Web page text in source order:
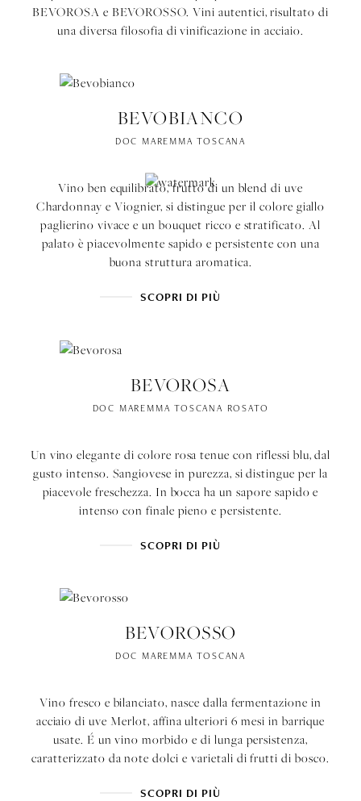
BEVOROSA e BEVOROSSO. Vini autentici, risultato di
una diversa filosofia di vinificazione in acciaio.
BEVOBIANCO
DOC MAREMMA TOSCANA
Vino ben equilibrato, frutto di un blend di uve
Chardonnay e Viognier, si distingue per il colore giallo
paglierino vivace e un bouquet ricco e stratificato. Al
palato è piacevolmente sapido e persistente con una
buona struttura aromatica.
SCOPRI DI PIÙ
BEVOROSA
DOC MAREMMA TOSCANA ROSATO
Un vino elegante di colore rosa tenue con riflessi blu, dal
gusto intenso. Sangiovese in purezza, si distingue per la
piacevole freschezza. In bocca ha un sapore sapido e
intenso con finale pieno e persistente.
SCOPRI DI PIÙ
BEVOROSSO
DOC MAREMMA TOSCANA
Vino fresco e bilanciato, nasce dalla fermentazione in
acciaio di uve Merlot, affina ulteriori 6 mesi in barrique
usate. É un vino morbido e di lunga persistenza,
caratterizzato da note dolci e varietali di frutti di bosco.
SCOPRI DI PIÙ